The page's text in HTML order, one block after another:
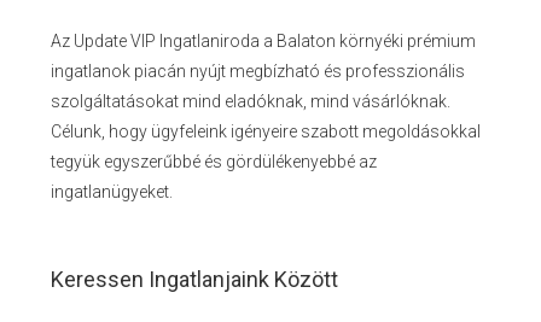
Az Update VIP Ingatlaniroda a Balaton környéki prémium
ingatlanok piacán nyújt megbízható és professzionális
szolgáltatásokat mind eladóknak, mind vásárlóknak.
Célunk, hogy ügyfeleink igényeire szabott megoldásokkal
tegyük egyszerűbbé és gördülékenyebbé az
ingatlanügyeket.
Keressen Ingatlanjaink Között